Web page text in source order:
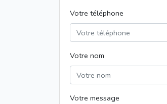
Votre téléphone
Votre nom
Votre message